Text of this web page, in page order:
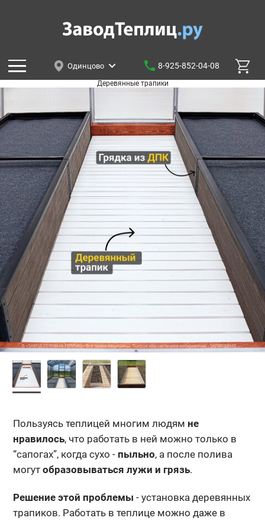
Одинцово 8-925-852-04-08
Деревянные трапики
Пользуясь теплицей многим людям не
нравилось, что работать в ней можно только в
“сапогах”, когда сухо - пыльно, а после полива
могут образовываться лужи и грязь.
Решение этой проблемы - установка деревянных
трапиков. Работать в теплице можно даже в